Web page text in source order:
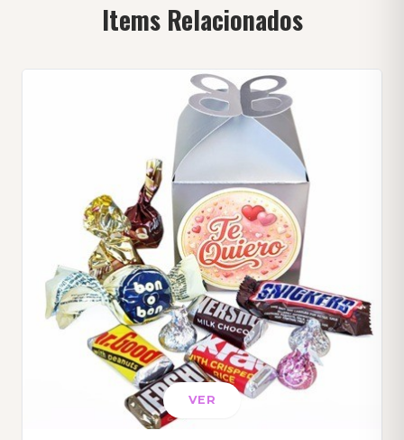
Items Relacionados
VER